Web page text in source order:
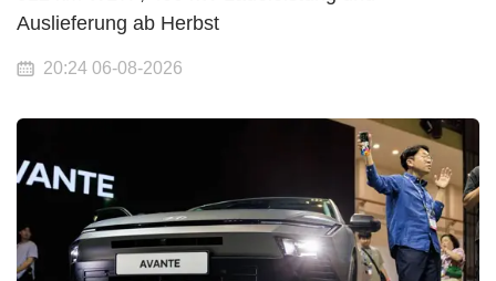
Auslieferung ab Herbst
20:24 06-08-2026